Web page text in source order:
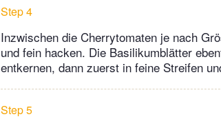
Step 4
Inzwischen die Cherrytomaten je nach
und fein hacken. Die Basilikumblätter
entkernen, dann zuerst in feine Streifen
Step 5